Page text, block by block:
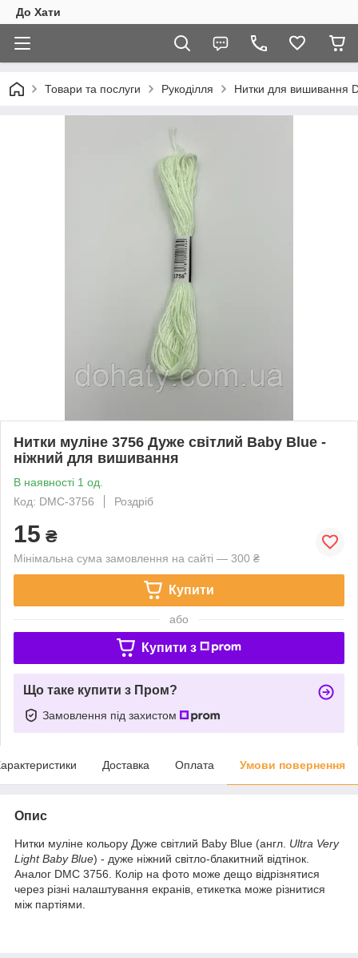
До Хати
Товари та послуги Рукоділля Нитки для вишивання
Нитки муліне 3756 Дуже світлий Baby Blue -
ніжний для вишивання
В наявності 1 од.
Код: DMC-3756
Роздріб
15 ₴
Мінімальна сума замовлення на сайті — 300 ₴
Купити
або
Купити з
Що таке купити з Пром?
Замовлення під захистом
Доставка Оплата Умови повернення
Опис
Нитки муліне кольору Дуже світлий Baby Blue (англ. Ultra Very
Light Baby Blue) - дуже ніжний світло‑блакитний відтінок.
Аналог DMC 3756. Колір на фото може дещо відрізнятися
через різні налаштування екранів, етикетка може різнитися
між партіями.